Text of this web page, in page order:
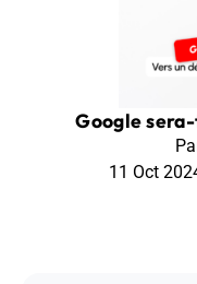
Google
11 Oct